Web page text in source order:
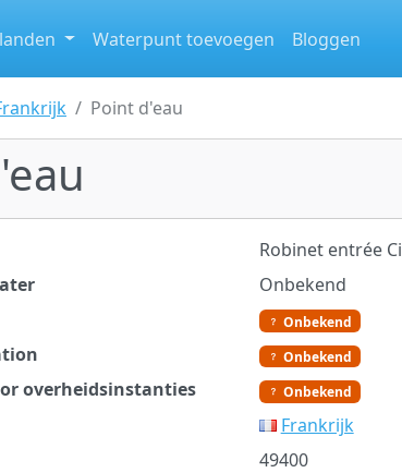
Waterpunt toevoegen Bloggen
Point d'eau
Robinet entrée
Onbekend
Onbekend
Onbekend
overheidsinstanties Onbekend
Frankrijk
49400